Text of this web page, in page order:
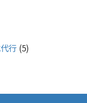
行(5)